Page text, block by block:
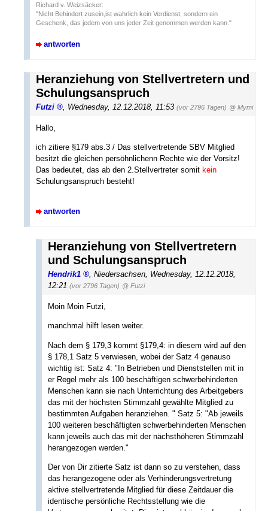
Richard v. Weizsäcker:
"Nicht Behindert zusein,ist wahrlich kein Verdienst, sondern ein
Geschenk, das jedem von uns jeder Zeit genommen werden kann."
antworten
Heranziehung von Stellvertretern und
Schulungsanspruch
Futzi Wednesday, 12.12.2018, 11:53 (vor 2796 Tagen) @ Mymi
Hallo,
ich zitiere §179 abs.3 / Das stellvertretende SBV Mitglied
besitzt die gleichen persöhnlichenn Rechte wie der Vorsitz!
Das bedeutet, das ab den 2.Stellvertreter somit kein
Schulungsanspruch besteht!
antworten
Heranziehung von Stellvertretern
und Schulungsanspruch
Hendrik1 , Niedersachsen, Wednesday, 12.12.2018,
12:21 (vor 2796 Tagen) @ Futzi
Moin Moin Futzi,
manchmal hilft lesen weiter.
Nach dem § 179,3 kommt §179,4: in diesem wird auf den
§ 178,1 Satz 5 verwiesen, wobei der Satz 4 genauso
wichtig ist: Satz 4: "In Betrieben und Dienststellen mit in
er Regel mehr als 100 beschäftigen schwerbehinderten
Menschen kann sie nach Unterrichtung des Arbeitgebers
das mit der höchsten Stimmzahl gewählte Mitglied zu
bestimmten Aufgaben heranziehen. " Satz 5: "Ab jeweils
100 weiteren beschäftigten schwerbehinderten Menschen
kann jeweils auch das mit der nächsthöheren Stimmzahl
herangezogen werden."
Der von Dir zitierte Satz ist dann so zu verstehen, dass
das herangezogene oder als Verhinderungsvertretung
aktive stellvertretende Mitglied für diese Zeitdauer die
identische persönliche Rechtsstellung wie die